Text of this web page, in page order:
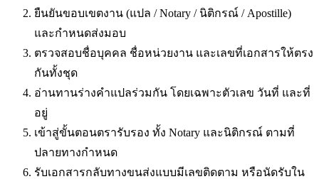
ยืนยันขอบเขตงาน (แปล / Notary / นิติกรณ์ / Apostille)
และกำหนดส่งมอบ
ตรวจสอบชื่อบุคคล ชื่อหน่วยงาน และเลขที่เอกสารให้ตรง
กันทั้งชุด
อ่านทานร่างคำแปลร่วมกัน โดยเฉพาะตัวเลข วันที่ และที่
อยู่
เข้าสู่ขั้นตอนตรารับรอง ทั้ง Notary และนิติกรณ์ ตามที่
ปลายทางกำหนด
รับเอกสารกลับทางขนส่งแบบมีเลขติดตาม หรือนัดรับใน